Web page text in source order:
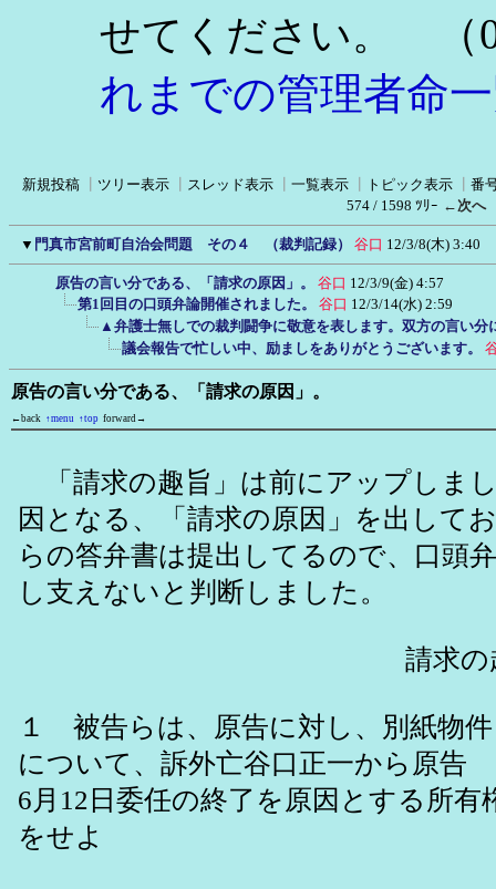
せてください。
（
れまでの管理者命
新規投稿 ツリー表示 スレッド表示 一覧表示 トピック表示
番
574 / 1598 ﾂﾘｰ ←次へ
▼ 門真市宮前町自治会問題 その４ （裁判記録） 谷口 12/3/8(木) 3:40
原告の言い分である、「請求の原因」。 谷口 12/3/9(金) 4:57
第1回目の口頭弁論開催されました。
谷口 12/3/14(水) 2:59
▲弁護士無しでの裁判闘争に敬意を表します。双方の言い分
議会報告で忙しい中、励ましをありがとうございます。
原告の言い分である、「請求の原因」。
←back ↑menu ↑top forward→
「請求の趣旨」は前にアップしま
因となる、「請求の原因」を出して
らの答弁書は提出してるので、口頭
し支えないと判断しました。
請求の趣
１ 被告らは、原告に対し、別紙物
について、訴外亡谷口正一から原
6月12日委任の終了を原因とする所有
をせよ